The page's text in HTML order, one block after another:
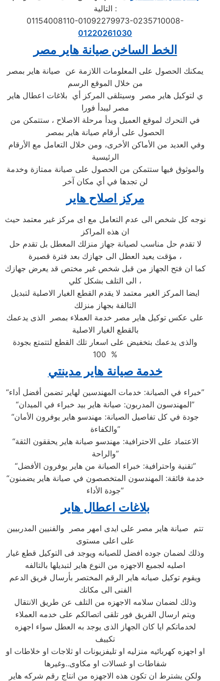
التالية :
01154008110-01092279973-0235710008-
01220261030
الخط الساخن صيانةهاير مصر
يمكنك الحصول على المعلومات اللازمة عن صيانة هاير بمصر
من خلال الموقع الرسم
ي لتوكيل هاير مصر وسيتلقى المركز أي بلاغات اعطال هاير
مصر ليبدأ فورا
في التحرك لموقع العميل وبدأ مرحلة الاصلاح ، ستتمكن من
الحصول على أرقام صيانة هاير بمصر
الرئيسية
والموثوق فيها ستتمكن من الحصول على صيانة ممتازة وخدمة
لن تجدها في أي مكان آخر
مركز اصلاح هاير
نوجه كل شخص الى عدم التعامل مع اى مركز غير معتمد حيث
ان هذه المراكز
لا تقدم حل مناسب لصيانة جهاز منزلك المعطل بل تقدم حل
مؤقت يعيد العطل الى جهازك بعد فترة قصيرة ،
كما ان فتح الجهاز من قبل شخص غير مختص قد يعرض جهازك
الى التلف بشكل كلي ،
ايضا المركز الغير معتمد لا يقدم القطع الغيار الاصلية لتبديل
التالفة بجهاز منزلك
على عكس توكيل هاير مصر خدمة العملاء بمصر الذى يدعمك
بالقطع الغيار الاصلية
والذى يدعمك بتخفيض على اسعار تلك القطع لتتمتع بجودة
100 %
خدمة صيانة هاير مدينتي
“خبراء في الصيانة: خدمات المهندسين لهاير تضمن أفضل أداء”
“المهندسون المدربون: صيانة هاير بيد خبراء في الميدان”
“جودة في كل تفاصيل الصيانة: مهندسو هاير يوفرون الأمان
والكفاءة”
“الاعتماد على الاحترافية: مهندسو صيانة هاير يحققون الثقة
والراحة”
“تقنية واحترافية: خبراء الصيانة من هاير يوفرون الأفضل”
“خدمة فائقة: المهندسون المتخصصون في صيانة هاير يضمنون
جودة الأداء”
بلاغات اعطال هاير
تتم صيانة هاير مصر على ايدى امهر مصر والفنيين المدربيين
على اعلى مستوى
وذلك لضمان جوده افضل للصيانه ويوجد فى التوكيل قطع غيار
اصليه لجميع الاجهزه من النوع هاير لتبديلها بالتالفه
ويقوم توكيل صيانه هاير الرقم المختصر بأرسال فريق الدعم
الفنى الى مكانك
وذلك لضمان سلامه الاجهزه من التلف عن طريق الانتقال
ويتم ارسال الفريق فور تلقى اتصالكم على خدمه العملاء
لخدماتكم ايا كان الجهاز الذى يوجد به العطل سواء اجهزه
تكييف
او اجهزه كهربائيه منزليه او تليفزيونات او ثلاجات او خلاطات او
شفاطات او غسالات او مكاوى..وغيرها
ولكن يشترط ان تكون هذه الاجهزه من انتاج رقم شركه هاير